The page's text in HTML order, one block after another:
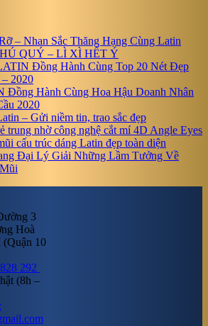
– Nhan Sắc Thăng Hạng Cùng Latin
QUÝ – LÌ XÌ HẾT Ý
Đồng Hành Cùng Top 20 Nét Đẹp
2020
Đồng Hành Cùng Hoa Hậu Doanh Nhân
2020
– Gửi niềm tin, trao sắc đẹp
trung nhờ công nghệ cắt mí 4D Angle Eyes
cấu trúc dáng Latin đẹp toàn diện
Đại Lý Giải Những Lầm Tưởng Về
3
Hoà
10
292
(8h –